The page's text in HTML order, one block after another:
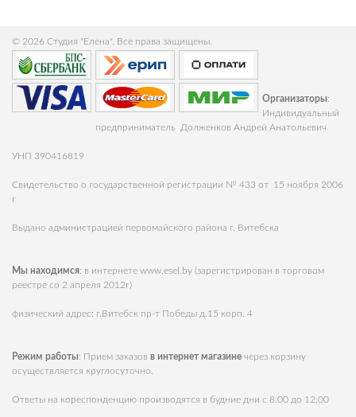
© 2026 Студия "Елена". Все права защищены.
Организаторы:
Индивидуальный
предприниматель Долженков Андрей Анатольевич
УНП 390416819
Свидетельство о государственной регистрации № 433 от 15 ноября 2006
г
Выдано администрацией первомайского района г. Витебска
Мы находимся: в интернете www.esel.by (зарегистрирован в торговом
реестре со 2 апреля 2012г)
физический адрес: г.Витебск пр-т Победы д.15 корп. 4
Режим работы: Прием заказов в интернет магазине через корзину
осуществляется круглосуточно.
Ответы на кореспонденцию производятся в будние дни с 8.00 до 12.00